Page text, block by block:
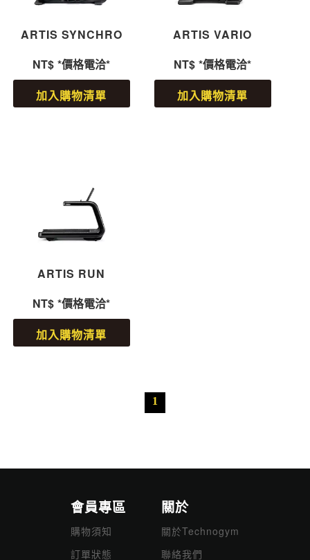
ARTIS SYNCHRO
NT$ *價格電洽*
加入購物清單
ARTIS VARIO
NT$ *價格電洽*
加入購物清單
ARTIS RUN
NT$ *價格電洽*
加入購物清單
1
會員專區
購物須知
訂單狀態
關於
關於Technogym
聯絡我們